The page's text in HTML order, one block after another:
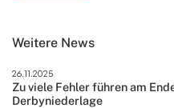
Weitere News
26.11.2025
Zu viele Fehler führen am
Derbyniederlage